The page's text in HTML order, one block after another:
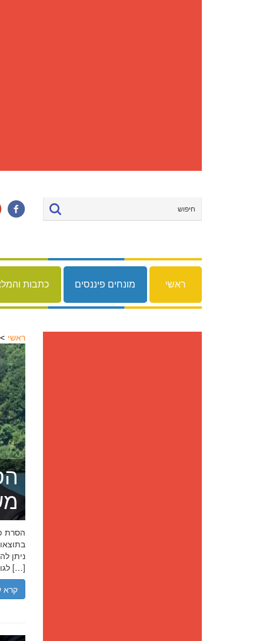
ראשי מונחים פיננסים כתבות
ראשי
ניתן
לגוגל בנסיבות מסוימות, ולדחוק את התוצאה השלילית לדפים מאוחרים יותר […]
קרא